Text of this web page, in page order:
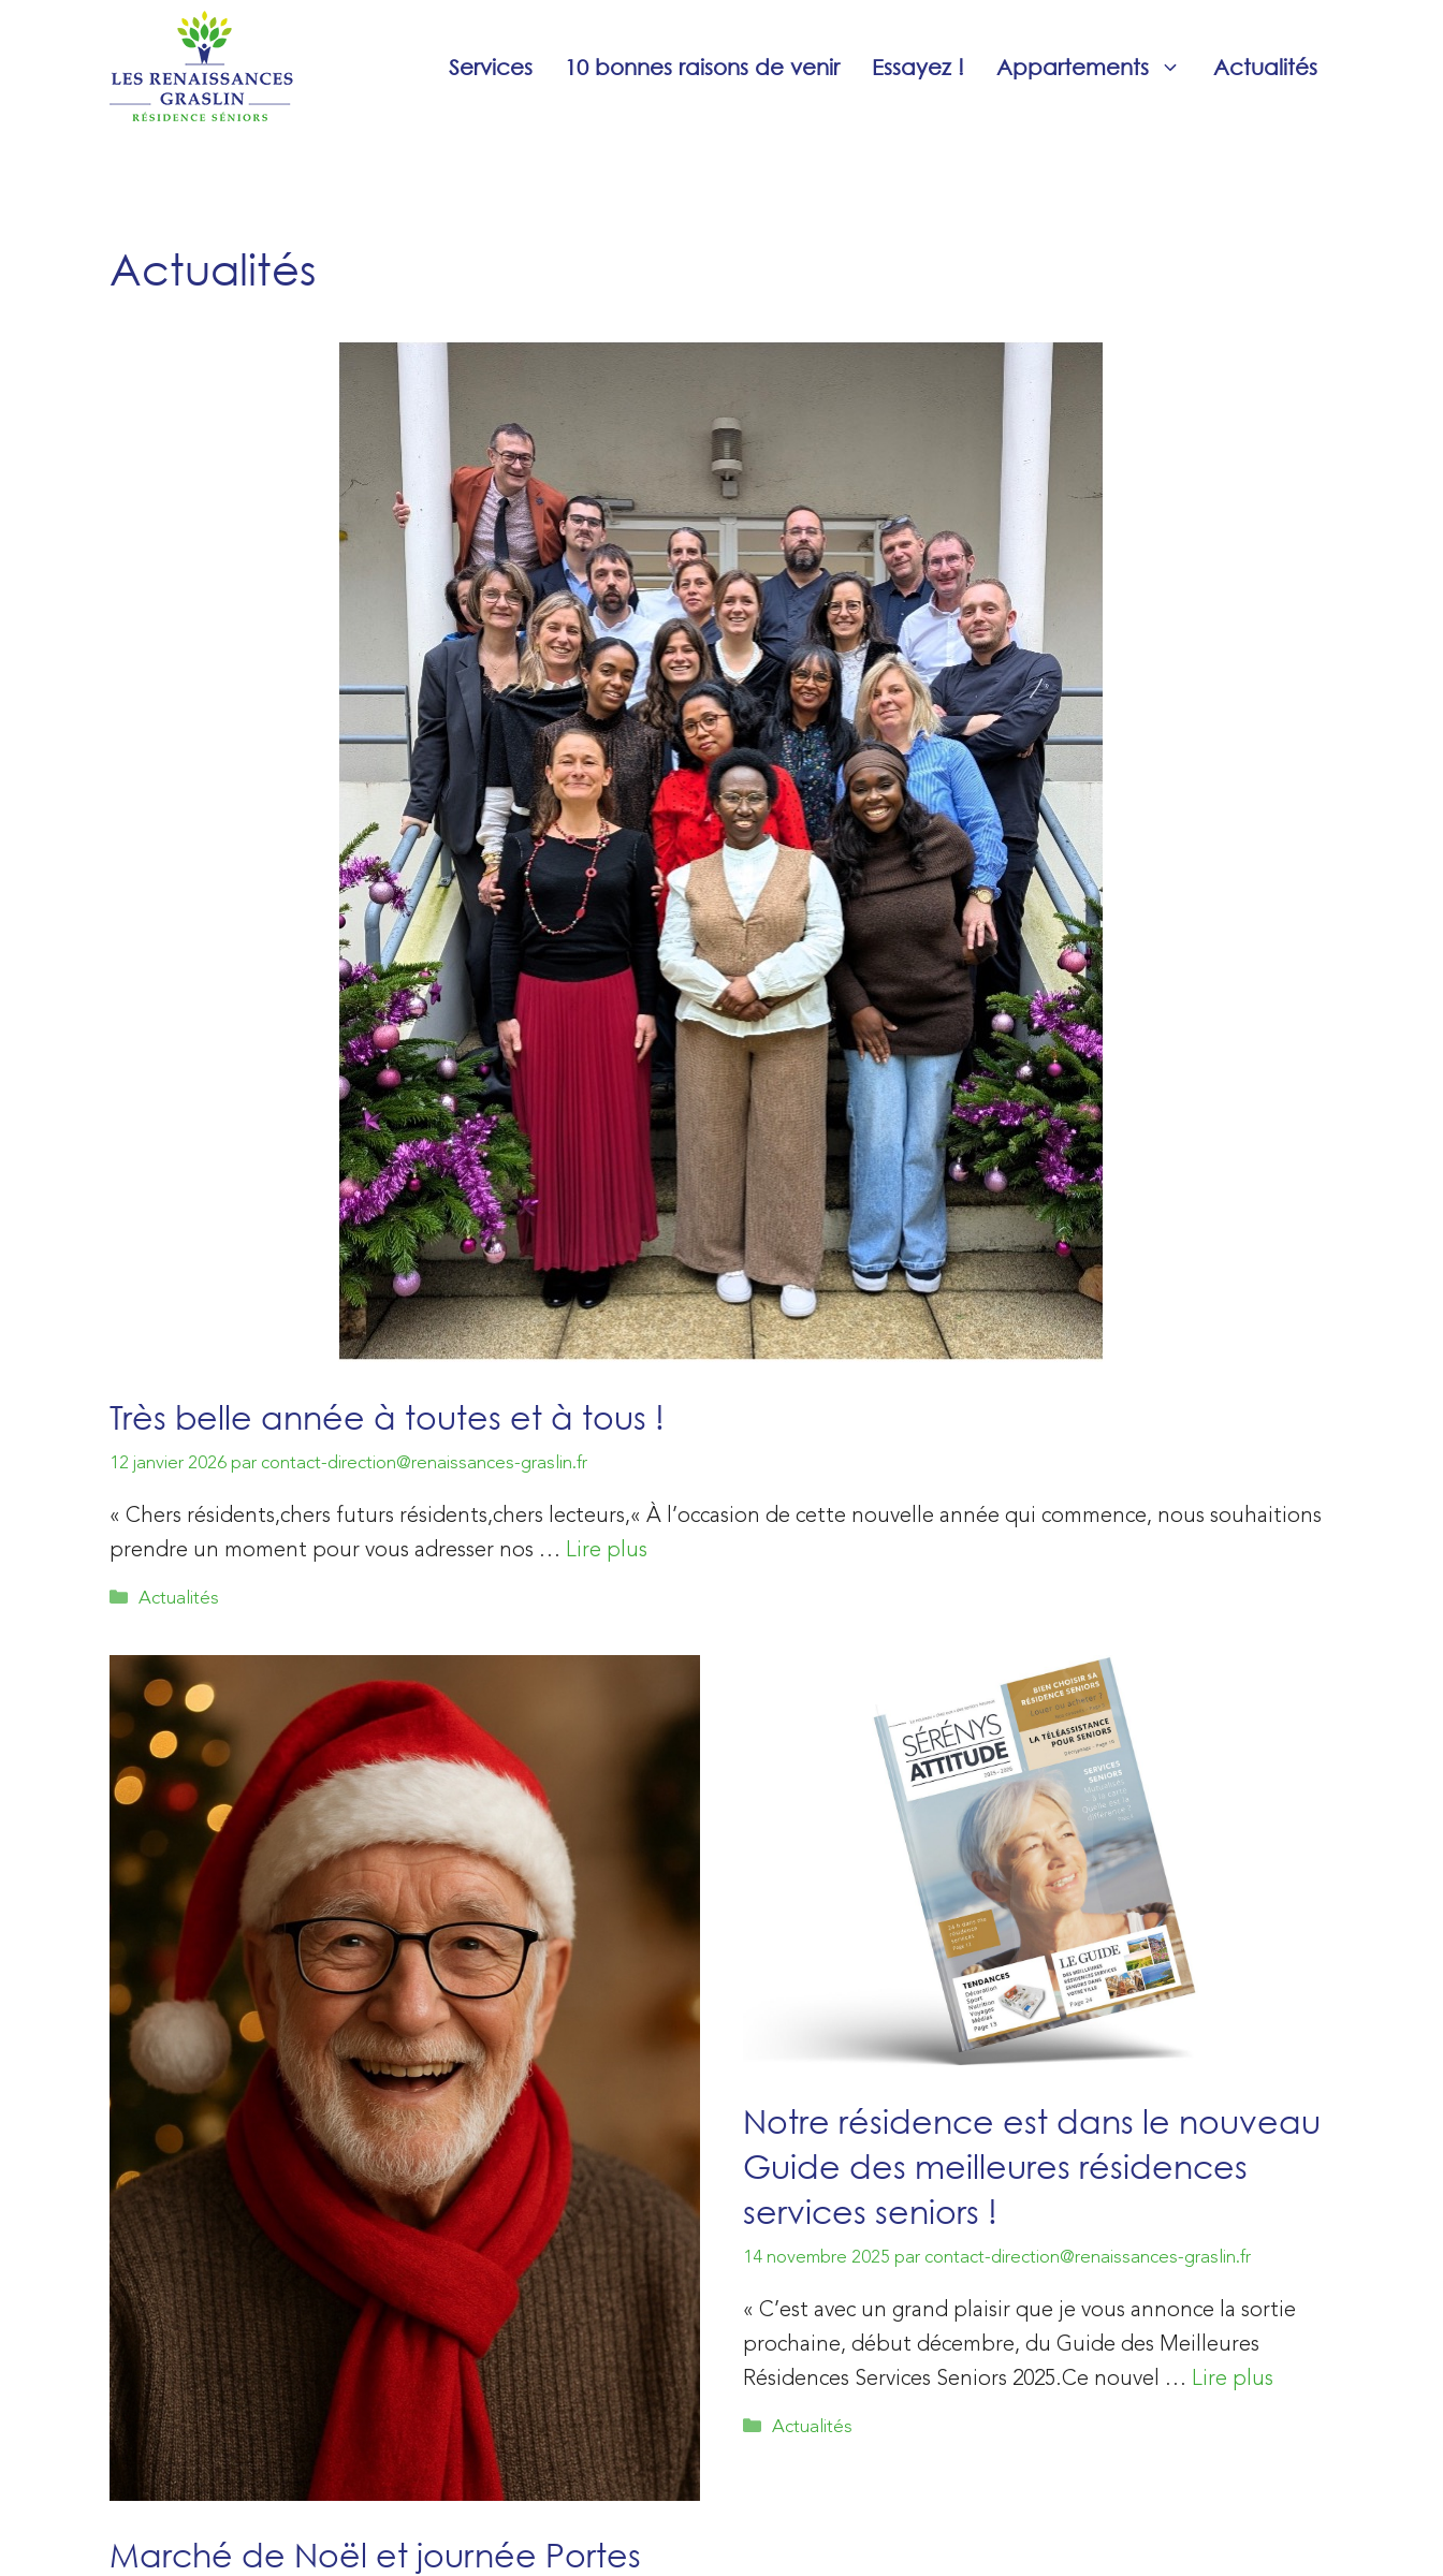
Services 10 bonnes raisons de venir Essayez ! Appartements Actualités
Actualités
Très belle année à toutes et à tous !
12 janvier 2026parcontact-direction@renaissances-graslin.fr
« Chers résidents,chers futurs résidents,chers lecteurs,« À l’occasion de cette nouvelle année qui commence, nous souhaitions
prendre un moment pour vous adresser nos … Lire plus
Catégories
Actualités
Marché de Noël et journée Portes
Notre résidence est dans le nouveau
Guide des meilleures résidences
services seniors !
14 novembre 2025 parcontact-direction@renaissances-graslin.fr
« C’est avec un grand plaisir que je vous annonce la sortie
prochaine, début décembre, du Guide des Meilleures
Résidences Services Seniors 2025.Ce nouvel … Lire plus
Catégories
Actualités